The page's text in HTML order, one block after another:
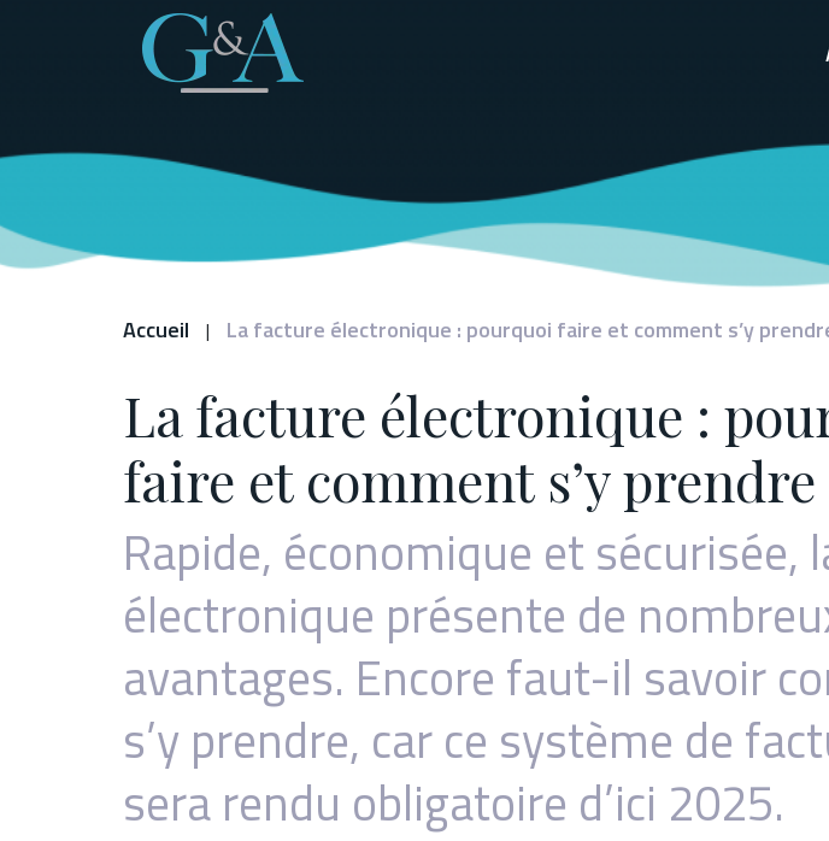
Accueil | La facture électronique : pourquoi faire et comment s’y
La facture électronique :
faire et comment s’y prendre
Rapide, économique et sécurisée,
électronique présente de
avantages. Encore faut-il savoir
s’y prendre, car ce système de
sera rendu obligatoire d’ici 2025.
Panneau de gestion des cookies